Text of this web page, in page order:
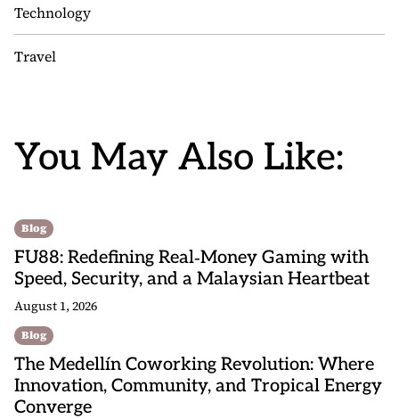
Technology
Travel
You May Also Like:
Blog
FU88: Redefining Real‑Money Gaming with
Speed, Security, and a Malaysian Heartbeat
August 1, 2026
Blog
The Medellín Coworking Revolution: Where
Innovation, Community, and Tropical Energy
Converge